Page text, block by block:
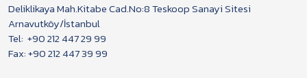
Deliklikaya Mah.Kitabe Cad.No:8 Teskoop Sanayi Sitesi
Arnavutköy/İstanbul
Tel: +90 212 447 29 99
Fax: +90 212 447 39 99